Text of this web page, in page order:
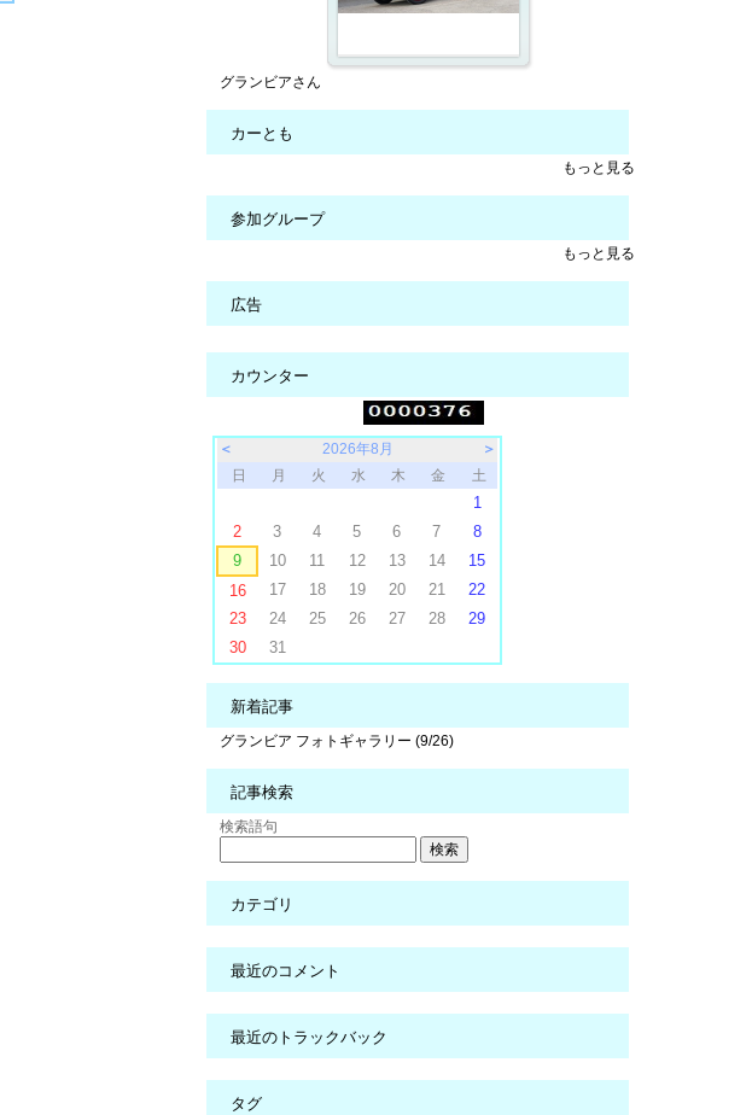
グランビアさん
カーとも
もっと見る
参加グループ
もっと見る
広告
カウンター
＜ 2026年8月
＞
日
月 火 水 木 金 土
1
2
3 4 5 6 7
8
9
10 11 12 13 14
15
16
17 18 19 20 21
22
23
24 25 26 27 28
29
30
31
新着記事
グランビア フォトギャラリー (9/26)
記事検索
検索語句
カテゴリ
最近のコメント
最近のトラックバック
タグ